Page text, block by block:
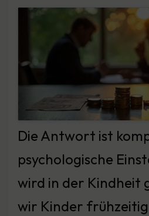
Die Antwort ist
psychologische
wird in der Kindheit
wir Kinder